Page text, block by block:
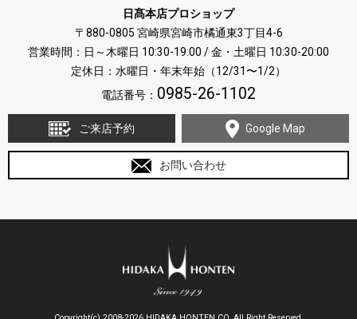
日髙本店プロショップ
〒880-0805 宮崎県宮崎市橘通東3丁目4-6
営業時間：日～木曜日 10:30-19:00 / 金・土曜日 10:30-20:00
定休日：水曜日・年末年始（12/31〜1/2）
電話番号： 0985-26-1102
ご来店予約 Google Map
お問い合わせ